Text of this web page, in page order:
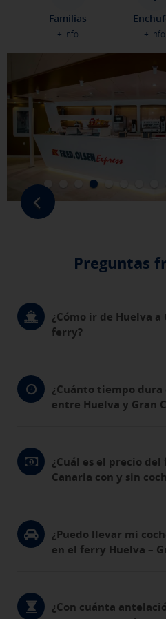
Familias
+ info + info
Preguntas
¿Cómo ir de Huelva a
ferry?
¿Cuánto tiempo
entre Huelva y Gran
¿Cuál es el precio
Canaria con y sin
¿Puedo llevar mi
en el ferry Huelva –
¿Con cuánta
GUARDAR
Pulsa aquí para desactivar las
Puedes volver a configurar tus
cookies" al pie de la página.
de cookies